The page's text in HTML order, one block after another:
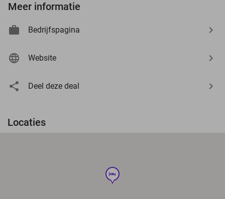
Meer informatie
Bedrijfspagina
Website
Deel deze deal
Locaties
hotel